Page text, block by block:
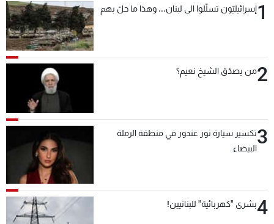
1إسرائيليّون تسلّلوا الى لبنان... وهذا ما حلّ بهم
2من يصدّق الشيخ نعيم؟
3تكسير سيارة نور غندور في منطقة الرملة
البيضاء
4بشرى "كهربائية" للبنانيين!